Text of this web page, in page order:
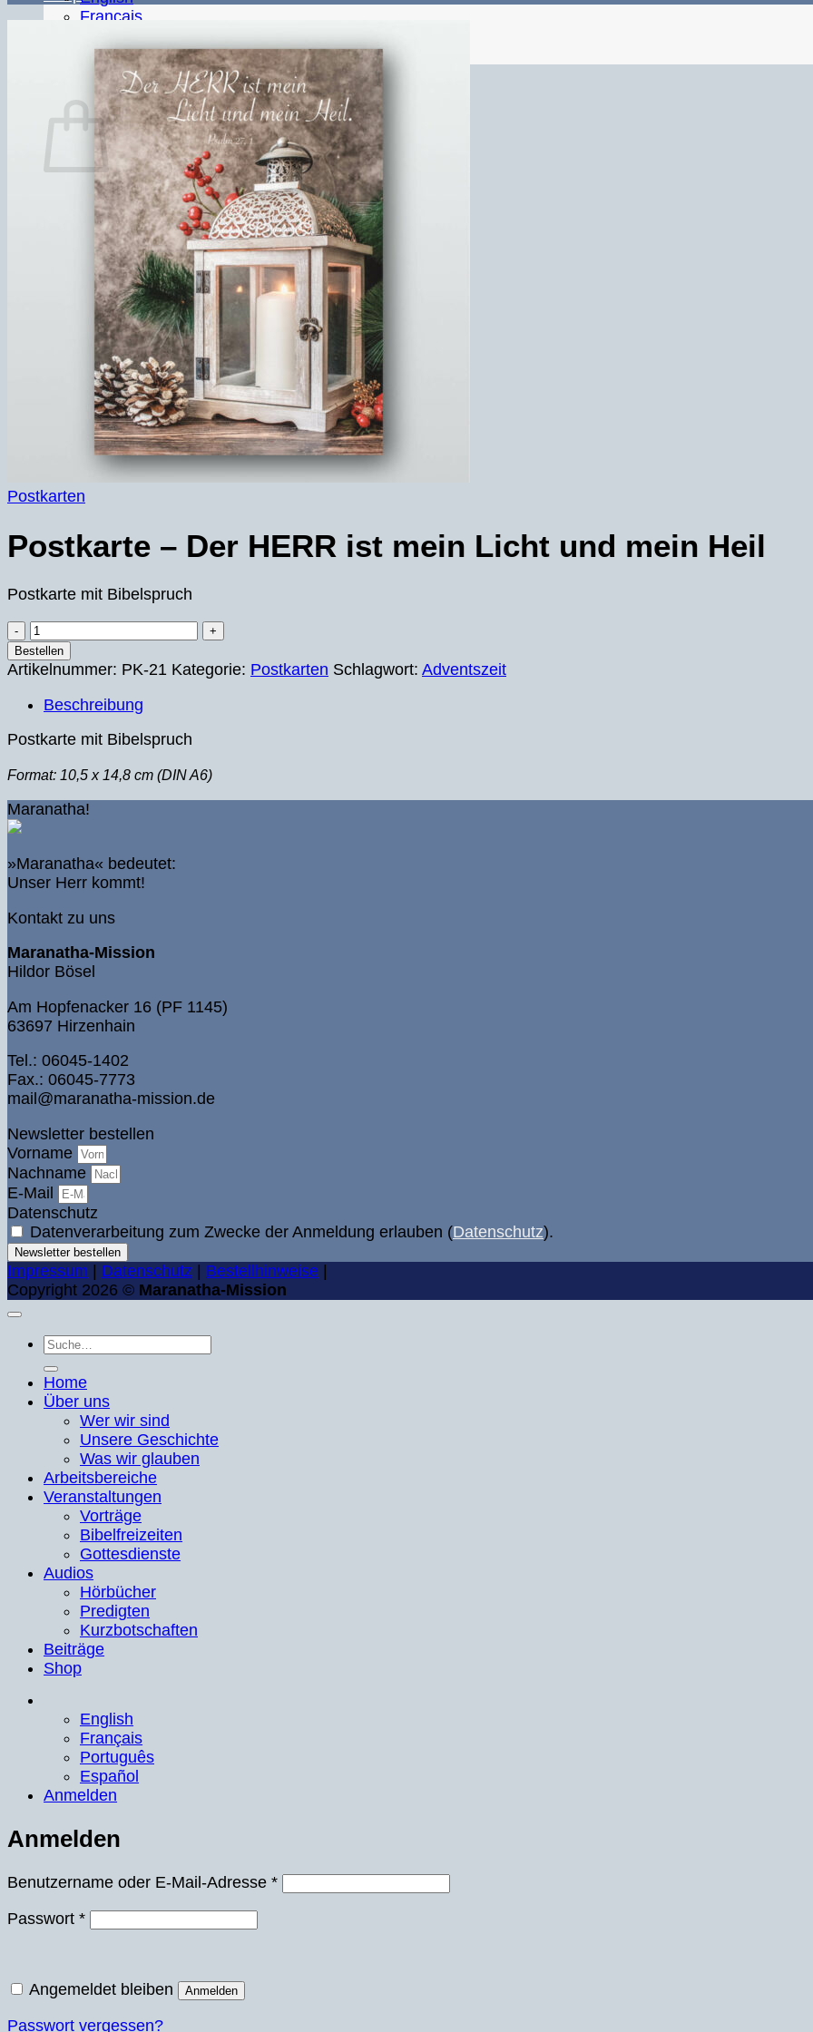
Français
Español
Warenkorb
Es befinden sich keine Produkte im Warenkorb.
Zurück zum Shop
Postkarten
Postkarte – Der HERR ist mein Licht und mein Heil
Postkarte mit Bibelspruch
Postkarte
–
Der
ist
Licht
mein
Heil
Menge
Bestellen
Artikelnummer: PK-21 Kategorie: Postkarten Schlagwort: Adventszeit
Beschreibung
Postkarte mit Bibelspruch
Format: 10,5 x 14,8 cm (DIN A6)
Maranatha!
»Maranatha« bedeutet:
Unser Herr kommt!
Kontakt zu uns
Maranatha-Mission
Hildor Bösel
Am Hopfenacker 16 (PF 1145)
63697 Hirzenhain
Tel.: 06045-1402
Fax.: 06045-7773
mail@maranatha-mission.de
Newsletter bestellen
Vorname
Nachname
E-Mail
Datenschutz
Datenverarbeitung zum Zwecke der Anmeldung erlauben (Datenschutz).
Newsletter bestellen
Impressum | Datenschutz | Bestellhinweise |
Copyright 2026 © Maranatha-Mission
Suche
nach:
Home
Über uns
Wer wir sind
Unsere Geschichte
Was wir glauben
Arbeitsbereiche
Veranstaltungen
Vorträge
Bibelfreizeiten
Gottesdienste
Audios
Hörbücher
Predigten
Kurzbotschaften
Beiträge
Shop
English
Français
Português
Español
Anmelden
Anmelden
Benutzername oder E-Mail-Adresse *Erforderlich
Passwort *Erforderlich
Angemeldet bleiben Anmelden
Passwort vergessen?